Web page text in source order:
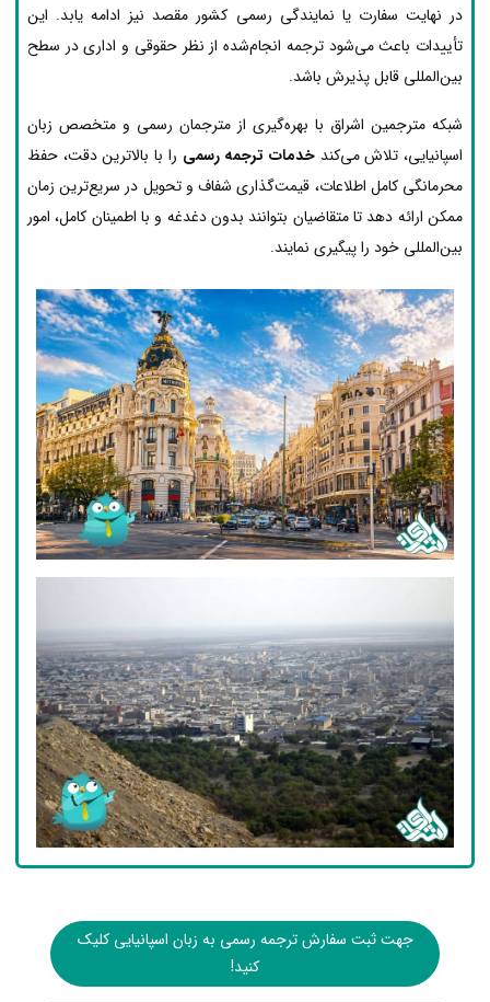
در نهایت سفارت یا نمایندگی رسمی کشور مقصد نیز ادامه یابد. این
تأییدات باعث می‌شود ترجمه انجام‌شده از نظر حقوقی و اداری در سطح
بین‌المللی قابل پذیرش باشد.
شبکه مترجمین اشراق با بهره‌گیری از مترجمان رسمی و متخصص زبان
اسپانیایی، تلاش می‌کندخدمات ترجمه رسمی را با بالاترین دقت، حفظ
محرمانگی کامل اطلاعات، قیمت‌گذاری شفاف و تحویل در سریع‌ترین زمان
ممکن ارائه دهد تا متقاضیان بتوانند بدون دغدغه و با اطمینان کامل، امور
بین‌المللی خود را پیگیری نمایند.
جهت ثبت سفارش ترجمه رسمی به زبان اسپانیایی کلیک
کنید!